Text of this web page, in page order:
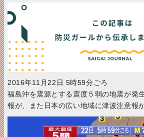
2016年11月22日 5時59分ごろ
福島沖を震源とする震度５弱の地震が発
報が、また日本の広い地域に津波注意報